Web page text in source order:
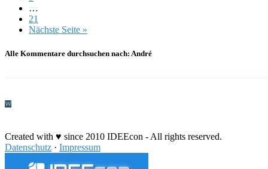
…
21
Nächste Seite »
Alle Kommentare durchsuchen nach: André
Created with ♥ since 2010 IDEEcon - All rights reserved.
Datenschutz · Impressum